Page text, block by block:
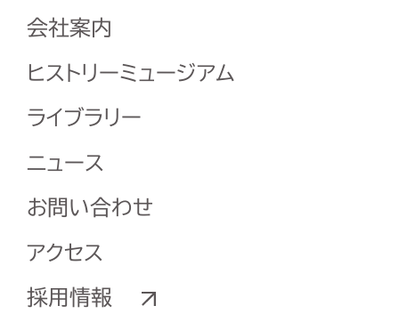
会社案内
ヒストリーミュージアム
ライブラリー
ニュース
お問い合わせ
アクセス
採用情報